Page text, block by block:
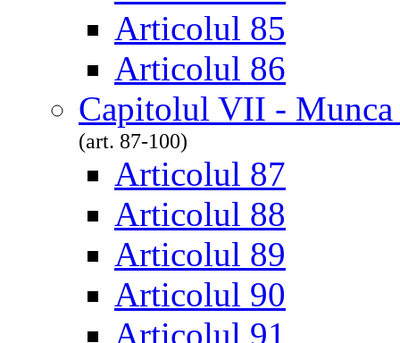
Articolul 85
Articolul 86
Capitolul VII - Munca
(art. 87-100)
Articolul 87
Articolul 88
Articolul 89
Articolul 90
Articolul 91